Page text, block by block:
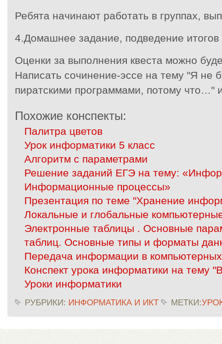
Ребята начинают работать в группах,
4.Домашнее задание, подведение итогов
Оценки за выполнения квеста можно
Написать сочинение-эссе на тему "Я не
пиратскими программами, потому что…"
Похожие конспекты:
Палитра цветов
Урок информатики 5 класс
Алгоритм с параметрами
Решение заданий ЕГЭ на тему:
Информационные процессы»
Презентация по теме "Хранение
Локальные и глобальные
Электронные таблицы . Основные
таблиц. Основные типы и форматы
Передача информации в компьютерных
Конспект урока информатики на тему
Уроки информатики
РУБРИКИ: ИНФОРМАТИКА И ИКТ МЕТКИ: